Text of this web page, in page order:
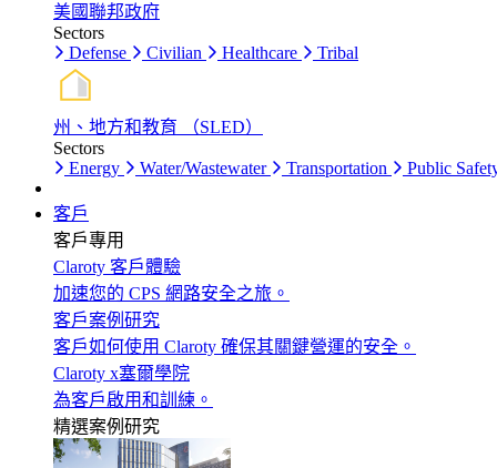
美國聯邦政府
Sectors
Defense
Civilian Healthcare Tribal
州、地方和教育 （SLED）
Sectors
Energy
Water/Wastewater Transportation Public
客戶
客戶專用
Claroty 客戶體驗
加速您的 CPS 網路安全之旅。
客戶案例研究
客戶如何使用 Claroty 確保其關鍵營運的安全。
Claroty x塞爾學院
為客戶啟用和訓練。
精選案例研究